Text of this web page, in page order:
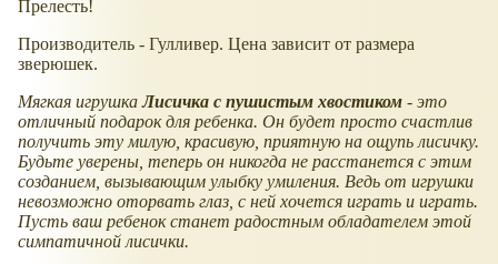
Прелесть!
Производитель - Гулливер. Цена зависит от размера
зверюшек.
Мягкая игрушкаЛисичка с пушистым хвостиком - это
отличный подарок для ребенка. Он будет просто счастлив
получить эту милую, красивую, приятную на ощупь лисичку.
Будьте уверены, теперь он никогда не расстанется с этим
созданием, вызывающим улыбку умиления. Ведь от игрушки
невозможно оторвать глаз, с ней хочется играть и играть.
Пусть ваш ребенок станет радостным обладателем этой
симпатичной лисички.